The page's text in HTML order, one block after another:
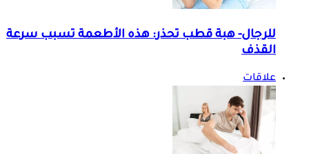
للرجال- هبة قطب تحذر: هذه الأطعمة تسبب سرعة
القذف
علاقات